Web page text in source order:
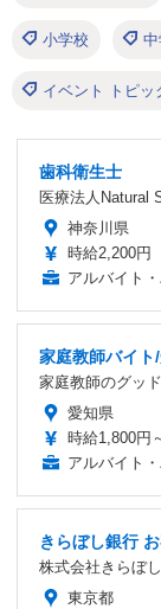
小学校 中
イベント トピッ
歯科衛生士
医療法人Natural
神奈川県
時給2,200円
アルバイト
家庭教師バイ
家庭教師のグッド
愛知県
時給1,800円
アルバイト
きらぼし銀行
株式会社きらぼ
東京都